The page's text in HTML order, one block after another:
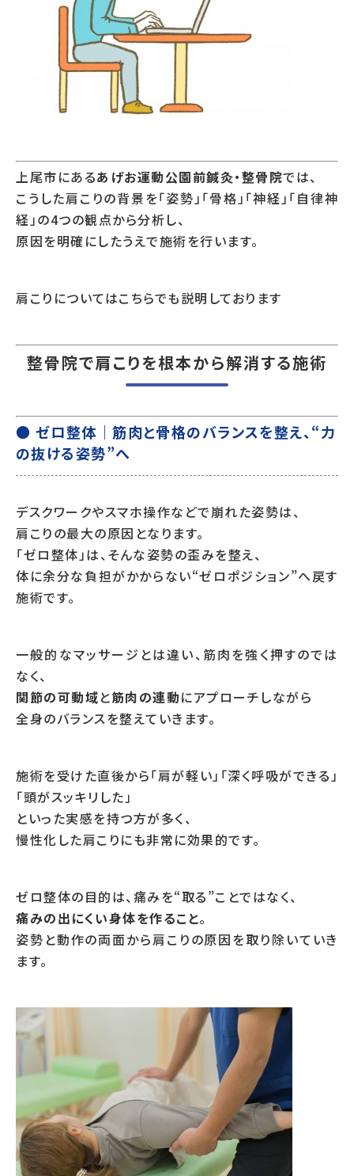
上尾市にあるあげお運動公園前鍼灸・整骨院では、
こうした肩こりの背景を「姿勢」「骨格」「神経」「自律神
経」の4つの観点から分析し、
原因を明確にしたうえで施術を行います。
肩こりについてはこちらでも説明しております
整骨院で肩こりを根本から解消する施術
● ゼロ整体｜筋肉と骨格のバランスを整え、“力
の抜ける姿勢”へ
デスクワークやスマホ操作などで崩れた姿勢は、
肩こりの最大の原因となります。
「ゼロ整体」は、そんな姿勢の歪みを整え、
体に余分な負担がかからない“ゼロポジション”へ戻す
施術です。
一般的なマッサージとは違い、筋肉を強く押すのでは
なく、
関節の可動域と筋肉の連動にアプローチしながら
全身のバランスを整えていきます。
施術を受けた直後から「肩が軽い」「深く呼吸ができる」
「頭がスッキリした」
といった実感を持つ方が多く、
慢性化した肩こりにも非常に効果的です。
ゼロ整体の目的は、痛みを“取る”ことではなく、
痛みの出にくい身体を作ること。
姿勢と動作の両面から肩こりの原因を取り除いていき
ます。